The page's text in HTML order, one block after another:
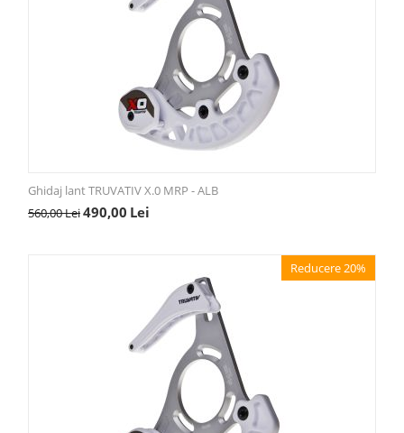
Ghidaj lant TRUVATIV X.0 MRP - ALB
560,00Lei490,00 Lei
Reducere 20%